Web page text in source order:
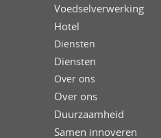
Voedselverwerking
Hotel
Diensten
Diensten
Over ons
Over ons
Duurzaamheid
Samen innoveren